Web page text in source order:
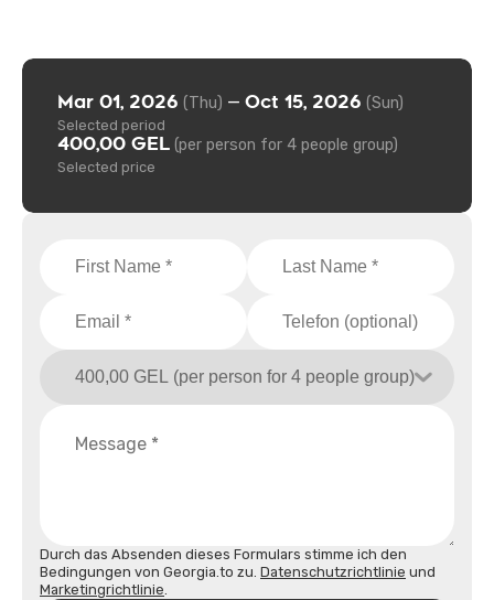
Durch das Absenden dieses Formulars stimme ich den
Bedingungen von Georgia.to zu. Datenschutzrichtlinie und
Marketingrichtlinie.
Mar 01, 2026 (Thu) — Oct 15, 2026 (Sun)
Selected period
400,00 GEL (per person for 4 people group)
Selected price